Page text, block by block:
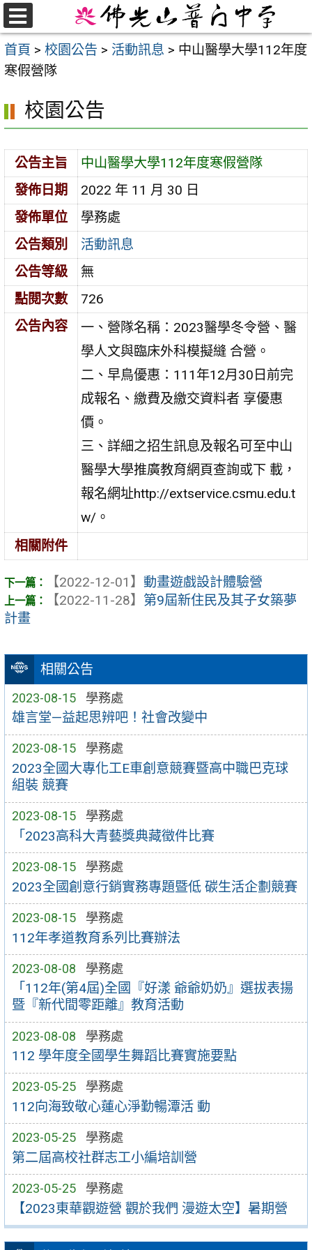
跳
至
主
要
首頁 > 校園公告 > 活動訊息 > 中山醫學大學112年度
寒假營隊
相關公告
2023-08-15 學務處
雄言堂—益起思辨吧！社會改變中
2023-08-15 學務處
2023全國大專化工E車創意競賽暨高中職巴克球
組裝 競賽
2023-08-15 學務處
「2023高科大青藝獎典藏徵件比賽
2023-08-15 學務處
2023全國創意行銷實務專題暨低 碳生活企劃競賽
2023-08-15 學務處
112年孝道教育系列比賽辦法
2023-08-08 學務處
「112年(第4屆)全國『好漾 爺爺奶奶』選拔表揚
暨『新代間零距離』教育活動
2023-08-08 學務處
112 學年度全國學生舞蹈比賽實施要點
2023-05-25 學務處
112向海致敬心蓮心淨勤暢潭活 動
2023-05-25 學務處
第二屆高校社群志工小編培訓營
2023-05-25 學務處
【2023東華觀遊營 觀於我們 漫遊太空】暑期營
校園公告
公告主旨
中山醫學大學112年度寒假營隊
發佈日期
2022 年 11 月 30 日
發佈單位
學務處
公告類別
活動訊息
公告等級
無
點閱次數
726
公告內容
一、營隊名稱：2023醫學冬令營、醫
學人文與臨床外科模擬縫 合營。
二、早鳥優惠：111年12月30日前完
成報名、繳費及繳交資料者 享優惠
價。
三、詳細之招生訊息及報名可至中山
醫學大學推廣教育網頁查詢或下 載，
報名網址http://extservice.csmu.edu.t
w/。
相關附件
【2022-12-01】 動畫遊戲設計體驗營
【2022-11-28】 第9屆新住民及其子女築夢
計畫
選
單